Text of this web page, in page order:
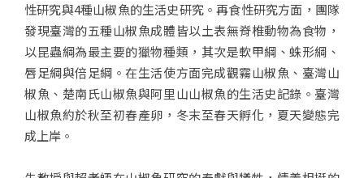
性研究與4種山椒魚的生活史研究。再食性研究方面，團隊
發現臺灣的五種山椒魚成體皆以土表無脊椎動物為食物，
以昆蟲綱為最主要的獵物種類，其次是軟甲綱、蛛形綱、
唇足綱與倍足綱。在生活使方面完成觀霧山椒魚、臺灣山
椒魚、楚南氏山椒魚與阿里山山椒魚的生活史記錄。臺灣
山椒魚約於秋至初春產卵，冬末至春天孵化，夏天變態完
成上岸。